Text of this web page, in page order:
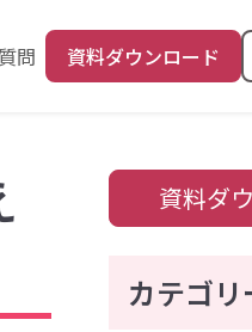
問 資料ダウンロード
資料ダ
カテゴリ